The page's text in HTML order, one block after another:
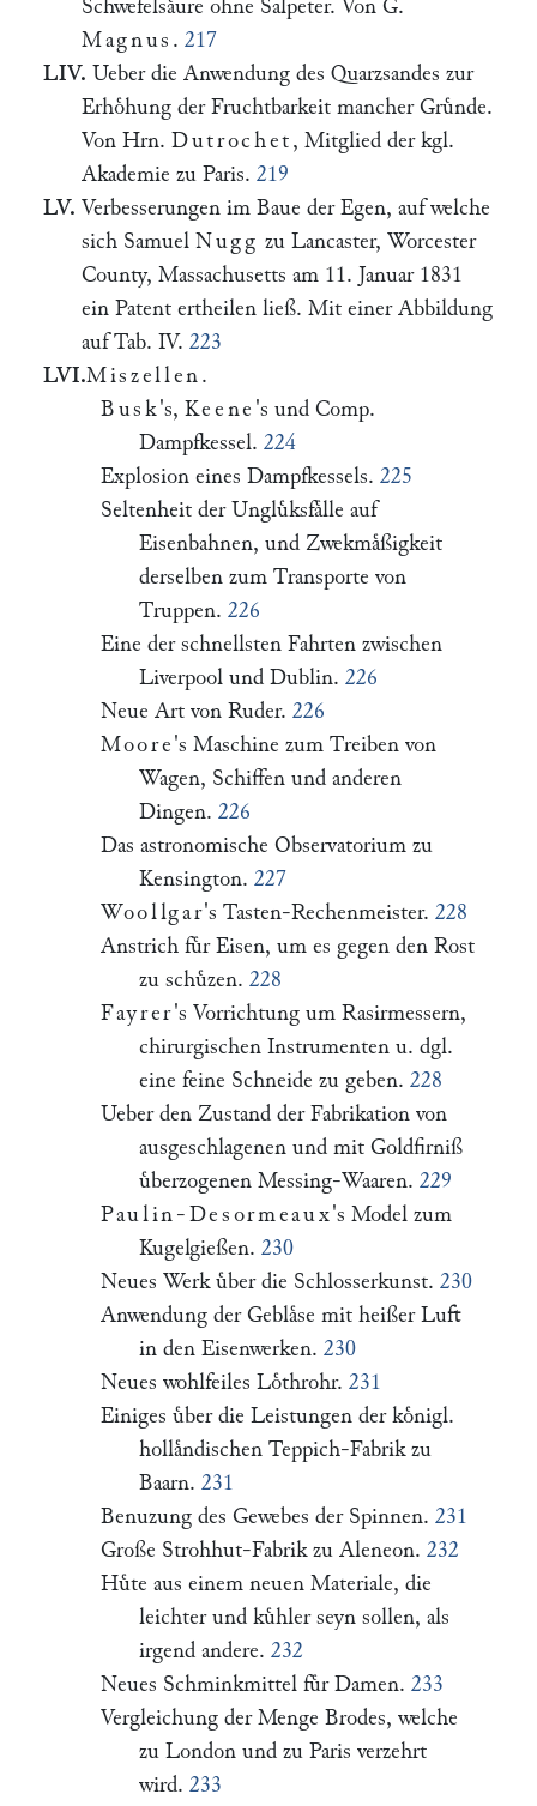
Schwefelsaͤure ohne Salpeter. Von G.
Magnus . 217
LIV. Ueber die Anwendung des Quarzsandes zur
Erhoͤhung der Fruchtbarkeit mancher Gruͤnde.
Von Hrn. Dutrochet , Mitglied der kgl.
Akademie zu Paris. 219
LV. Verbesserungen im Baue der Egen, auf welche
sich Samuel Nugg zu Lancaster, Worcester
County, Massachusetts am 11. Januar 1831
ein Patent ertheilen ließ. Mit einer Abbildung
auf Tab. IV. 223
LVI.Miszellen .
Busk's, Keene 's und Comp.
Dampfkessel. 224
Explosion eines Dampfkessels. 225
Seltenheit der Ungluͤksfaͤlle auf
Eisenbahnen, und Zwekmaͤßigkeit
derselben zum Transporte von
Truppen. 226
Eine der schnellsten Fahrten zwischen
Liverpool und Dublin. 226
Neue Art von Ruder. 226
Moore 's Maschine zum Treiben von
Wagen, Schiffen und anderen
Dingen. 226
Das astronomische Observatorium zu
Kensington. 227
Woollgar's Tasten-Rechenmeister.228
Anstrich fuͤr Eisen, um es gegen den Rost
zu schuͤzen. 228
Fayrer's Vorrichtung um Rasirmessern,
chirurgischen Instrumenten u. dgl.
eine feine Schneide zu geben. 228
Ueber den Zustand der Fabrikation von
ausgeschlagenen und mit Goldfirniß
uͤberzogenen Messing-Waaren. 229
Paulin-Desormeaux's Model zum
Kugelgießen. 230
Neues Werk uͤber die Schlosserkunst. 230
Anwendung der Geblaͤse mit heißer Luft
in den Eisenwerken. 230
Neues wohlfeiles Loͤthrohr. 231
Einiges uͤber die Leistungen der koͤnigl.
hollaͤndischen Teppich-Fabrik zu
Baarn. 231
Benuzung des Gewebes der Spinnen. 231
Große Strohhut-Fabrik zu Aleneon. 232
Huͤte aus einem neuen Materiale, die
leichter und kuͤhler seyn sollen, als
irgend andere. 232
Neues Schminkmittel fuͤr Damen. 233
Vergleichung der Menge Brodes, welche
zu London und zu Paris verzehrt
wird. 233